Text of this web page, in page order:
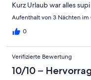
Kurz Urlaub war alles supi
Aufenthalt von 3 Nächten
0
Verifizierte Bewertung
10/10 –